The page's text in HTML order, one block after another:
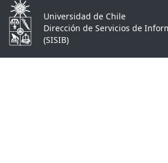
Universidad de Chile
Dirección de Servicios de
(SISIB)